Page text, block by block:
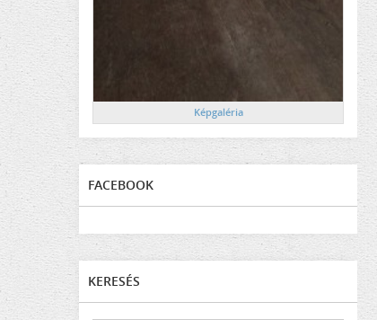
Képgaléria
FACEBOOK
KERESÉS